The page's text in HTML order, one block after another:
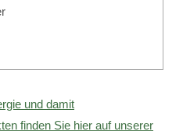
und damit
finden Sie hier auf unserer